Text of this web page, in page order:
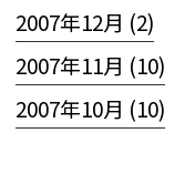
2007年12月 (2)
2007年11月 (10)
2007年10月 (10)